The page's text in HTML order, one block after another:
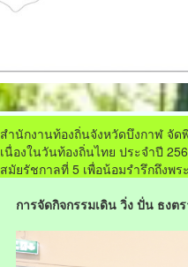
สำนักงานท้องถิ่นจังหวัดบึงกาฬ จัด
เนื่องในวันท้องถิ่นไทย ประจำปี
สมัยรัชกาลที่ 5 เพื่อน้อมรำรึกถึงพ
การจัดกิจกรรมเดิน วิ่ง ปั่น ธง